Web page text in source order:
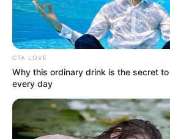
3. Rangka kubus dengan warna
CTA LOVE
Why this ordinary drink is the secret
every day